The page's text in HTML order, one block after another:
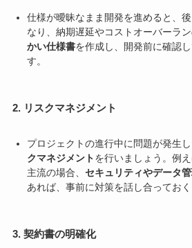
仕様が曖昧なまま開発を進めると、
なり、納期遅延やコストオーバーラン
かい仕様書を作成し、開発前に確認
す。
2. リスクマネジメント
プロジェクトの進行中に問題が発生し
クマネジメントを行いましょう。例
主流の場合、 セキュリティやデータ
あれば、事前に対策を話し合っておく
3. 契約書の明確化